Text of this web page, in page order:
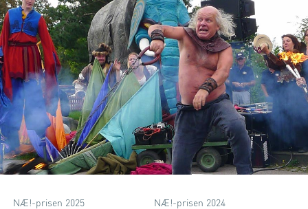
NÆ!-prisen 2025
NÆ!-prisen 2024